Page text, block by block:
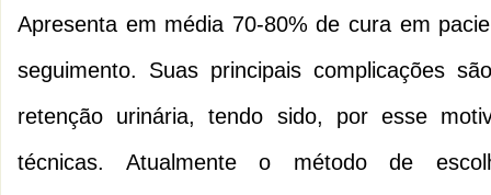
Apresenta em média 70-80% de cura em
seguimento. Suas principais complicações
retenção urinária, tendo sido, por esse
técnicas. Atualmente o método de